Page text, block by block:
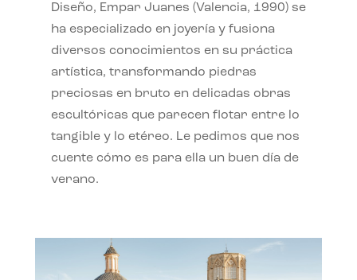
Diseño, Empar Juanes (Valencia, 1990) se
ha especializado en joyería y fusiona
diversos conocimientos en su práctica
artística, transformando piedras
preciosas en bruto en delicadas obras
escultóricas que parecen flotar entre lo
tangible y lo etéreo. Le pedimos que nos
cuente cómo es para ella un buen día de
verano.